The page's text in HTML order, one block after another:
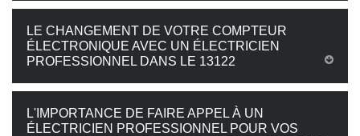
LE CHANGEMENT DE VOTRE COMPTEUR
ÉLECTRONIQUE AVEC UN ÉLECTRICIEN
PROFESSIONNEL DANS LE 13122
L'IMPORTANCE DE FAIRE APPEL À UN
ÉLECTRICIEN PROFESSIONNEL POUR VOS